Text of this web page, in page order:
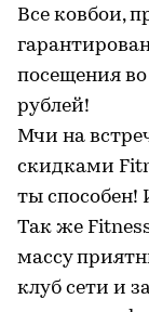
Все ковбои,
посещения во
рублей!
Мчи на
скидками
ты способен!
Так же
массу
клуб сети и